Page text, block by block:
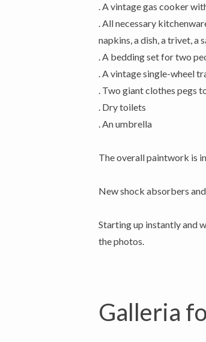
. A vintage gas cooker
. All necessary
napkins, a dish, a trivet, a
. A bedding set for two
. A vintage single-wheel
. Two giant clothes pegs
. Dry toilets
. An umbrella
The overall paintwork is
New shock absorbers
Starting up instantly and
the photos.
Galleria